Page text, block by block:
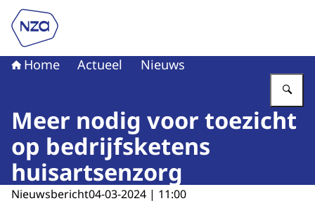
Naar de homepage van Nederlandse Zorgautoriteit
Home Actueel Nieuws
Meer nodig voor toezicht
op bedrijfsketens
huisartsenzorg
Nieuwsbericht04-03-2024 | 11:00